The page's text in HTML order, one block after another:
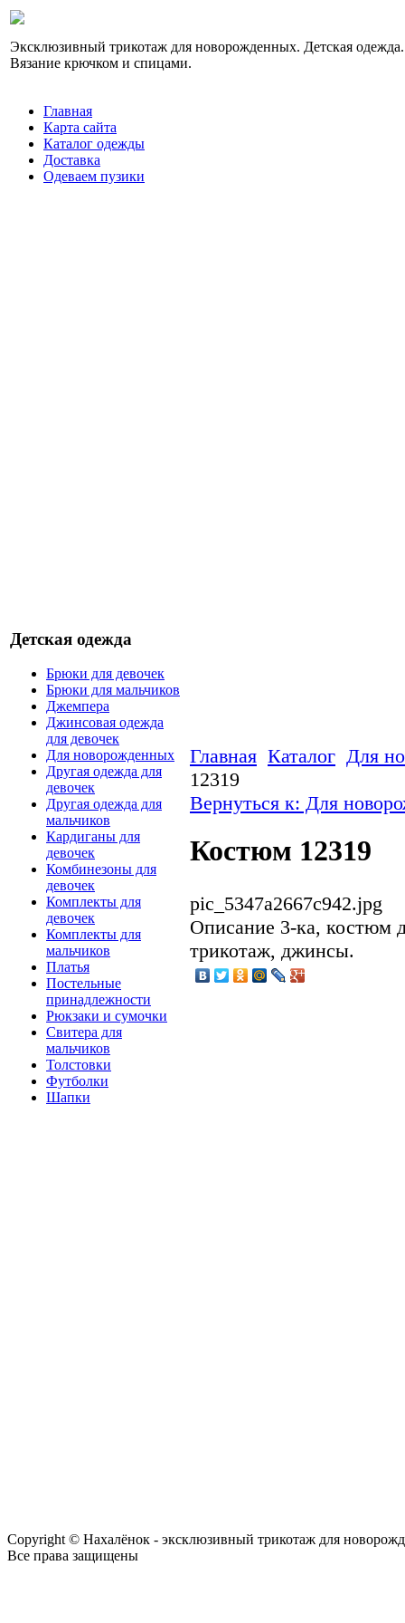
Эксклюзивный трикотаж для новорожденных. Детская одежда.
Вязание крючком и спицами.
Главная
Карта сайта
Каталог одежды
Доставка
Одеваем пузики
Детская одежда
Брюки для девочек
Брюки для мальчиков
Джемпера
Джинсовая одежда
для девочек
Для новорожденных
Другая одежда для
девочек
Другая одежда для
мальчиков
Кардиганы для
девочек
Комбинезоны для
девочек
Комплекты для
девочек
Комплекты для
мальчиков
Платья
Постельные
принадлежности
Рюкзаки и сумочки
Свитера для
мальчиков
Толстовки
Футболки
Шапки
Главная Каталог Для
12319
Вернуться к: Для
Костюм 12319
pic_5347a2667c942.jpg
Описание 3-ка, костюм
трикотаж, джинсы.
Copyright © Нахалёнок - эксклюзивный трикотаж для
Все права защищены